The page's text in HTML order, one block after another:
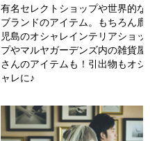
有名セレクトショップや世界的な
ブランドのアイテム。もちろん鹿
児島のオシャレインテリアショッ
プやマルヤガーデンズ内の雑貨屋
さんのアイテムも！引出物もオシ
ャレに♪